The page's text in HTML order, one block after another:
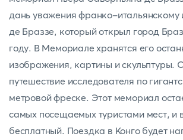
дань уважения франко-итальянскому
де Браззе, который открыл город
году. В Мемориале хранятся его
изображения, картины и скульптуры.
путешествие исследователя по
метровой фреске. Этот мемориал
самых посещаемых туристами мест, и
бесплатный. Поездка в Конго будет